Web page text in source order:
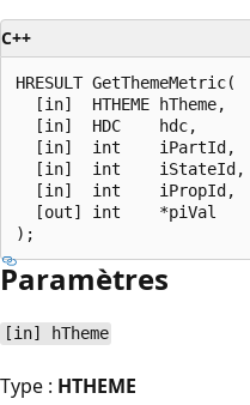
C++
HRESULT GetThemeMetric(
  [in]  HTHEME hTheme,
  [in]  HDC    hdc,
  [in]  int    iPartId,
  [in]  int    iStateId,
  [in]  int    iPropId,
  [out] int    *piVal
Paramètres
[in] hTheme
Type : HTHEME